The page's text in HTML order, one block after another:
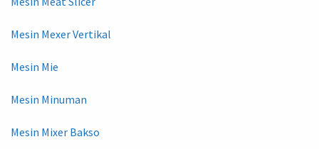
Mesin Mexer Vertikal
Mesin Mie
Mesin Minuman
Mesin Mixer Bakso